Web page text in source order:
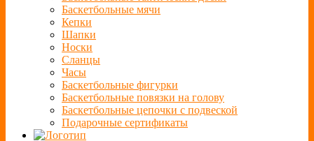
Баскетбольные мячи
Кепки
Шапки
Носки
Сланцы
Часы
Баскетбольные фигурки
Баскетбольные повязки на голову
Баскетбольные цепочки с подвеской
Подарочные сертификаты